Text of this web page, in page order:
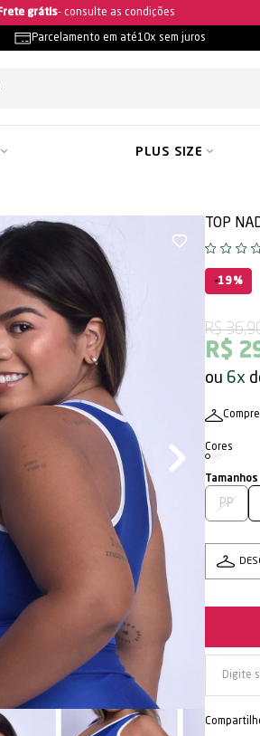
Ganhe 5% OFF na primeira compra
Parcelamento em até10x sem juros
PLUS SIZE
TOP
19%
R$
R$
6x
PP